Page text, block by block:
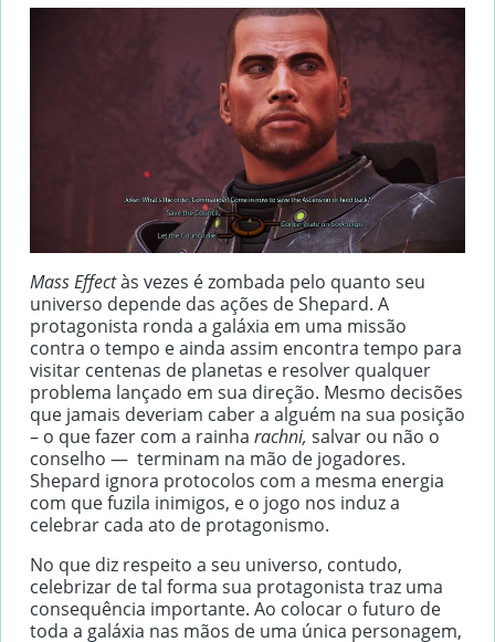
Mass Effectàs vezes é zombada pelo quanto seu
universo depende das ações de Shepard. A
protagonista ronda a galáxia em uma missão
contra o tempo e ainda assim encontra tempo para
visitar centenas de planetas e resolver qualquer
problema lançado em sua direção. Mesmo decisões
que jamais deveriam caber a alguém na sua posição
– o que fazer com a rainha rachni, salvar ou não o
conselho — terminam na mão de jogadores.
Shepard ignora protocolos com a mesma energia
com que fuzila inimigos, e o jogo nos induz a
celebrar cada ato de protagonismo.
No que diz respeito a seu universo, contudo,
celebrizar de tal forma sua protagonista traz uma
consequência importante. Ao colocar o futuro de
toda a galáxia nas mãos de uma única personagem,